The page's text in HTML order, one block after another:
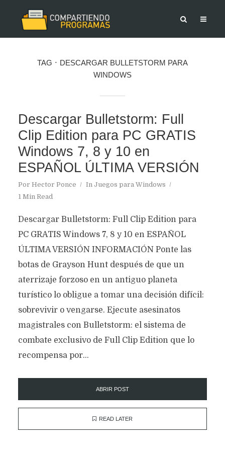
TAG
DESCARGAR BULLETSTORM PARA
WINDOWS
Descargar Bulletstorm: Full
Clip Edition para PC GRATIS
Windows 7, 8 y 10 en
ESPAÑOL ÚLTIMA VERSIÓN
Por Hector Ponce In Juegos para Windows
1 Min Read
Descargar Bulletstorm: Full Clip Edition para
PC GRATIS Windows 7, 8 y 10 en ESPAÑOL
ÚLTIMA VERSIÓN INFORMACIÓN Ponte las
botas de Grayson Hunt después de que un
aterrizaje forzoso en un antiguo planeta
turístico lo obligue a tomar una decisión difícil:
sobrevivir o vengarse. Ejecute asesinatos
magistrales con Bulletstorm: el sistema de
combate exclusivo de Full Clip Edition que lo
recompensa por...
ABRIR POST
READ LATER